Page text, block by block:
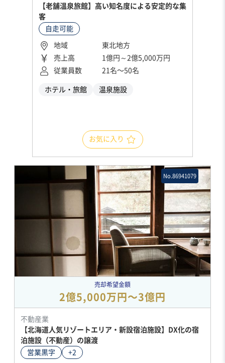
【老舗温泉旅館】高い知名度による安定的な集
客
自走可能
地域
東北地方
売上高
1億円～2億5,000万円
従業員数
21名〜50名
ホテル・旅館 温泉施設
お気に入り
No.86941079
売却希望金額
2億5,000万円〜3億円
不動産業
【北海道人気リゾートエリア・新設宿泊施設】DX化の宿
泊施設（不動産）の譲渡
営業黒字
+2